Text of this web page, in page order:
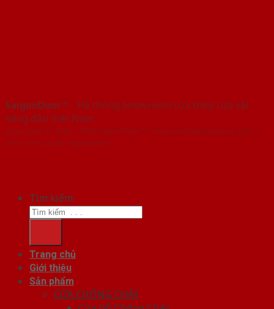
SaigonDoor™ - Hệ thống Showroom cửa thép cửa sắt
hàng đầu Việt Nam
Copyright ⓒ 2016 – 2026 SaigonDoor™ - www.cuathephanquoc.com |
Đơn vị chủ quản SaigonDoor
Tìm kiếm:
Trang chủ
Giới thiệu
Sản phẩm
CỬA CHỐNG CHÁY